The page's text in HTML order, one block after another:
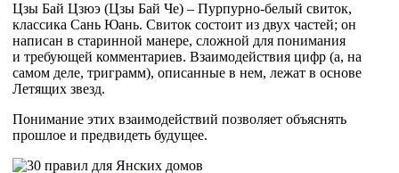
Цзы Бай Цзюэ (Цзы Бай Че) – Пурпурно-белый свиток,
классика Сань Юань. Свиток состоит из двух частей; он
написан в старинной манере, сложной для понимания
и требующей комментариев. Взаимодействия цифр (а, на
самом деле, триграмм), описанные в нем, лежат в основе
Летящих звезд.
Понимание этих взаимодействий позволяет объяснять
прошлое и предвидеть будущее.